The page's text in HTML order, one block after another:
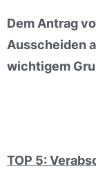
Dem Antrag
Ausscheiden
wichtigem
TOP 5: